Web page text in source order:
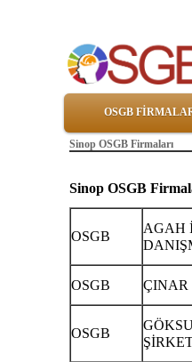
OSGB
Sinop OSGB Firmaları
Sinop OSGB
OSGB
AGAH
OSGB ÇINAR
OSGB